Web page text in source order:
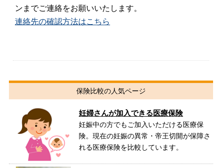
ンまでご連絡をお願いいたします。
連絡先の確認方法はこちら
保険比較の人気ページ
妊婦さんが加入できる医療保険
妊娠中の方でもご加入いただける医療保
険。現在の妊娠の異常・帝王切開が保障さ
れる医療保険を比較しています。